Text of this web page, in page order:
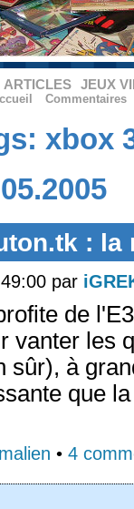
ARTICLES JEUX
Commentaires
xbox
: la
par
de
vanter les
sûr), à
que
•4